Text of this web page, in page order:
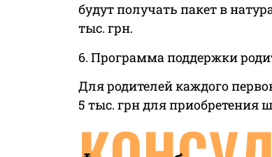
будут получать пакет в
тыс. грн.
6. Программа поддержки
Для родителей каждого
5 тыс. грн для приобретения